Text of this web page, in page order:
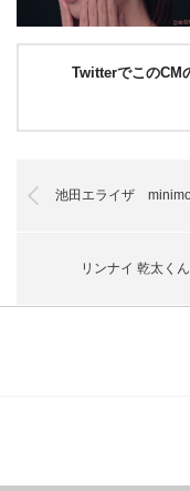
TwitterでこのCM
池田エライザ
リンナイ 乾太く